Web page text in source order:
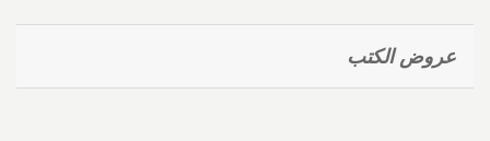
عروض الكتب